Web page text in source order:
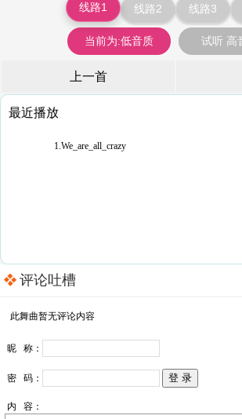
线路1 线路2 线路3
当前为:低音质 试听 高
上一首
最近播放
1.We_are_all_crazy
评论吐槽